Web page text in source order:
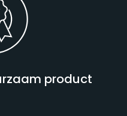
product